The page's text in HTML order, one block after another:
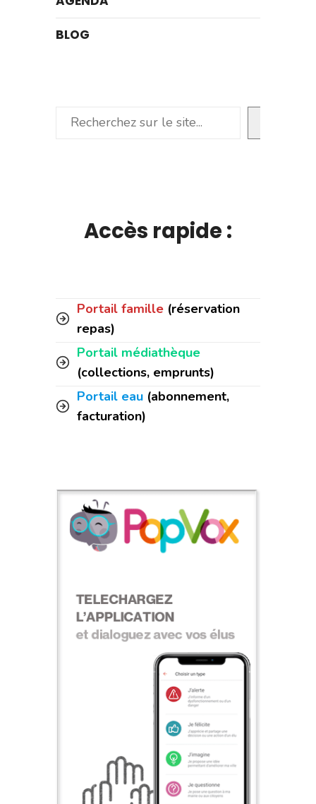
BLOG
Rechercher
Accès rapide :
Portail famille (réservation
repas)
Portail médiathèque
(collections, emprunts)
Portail eau (abonnement,
facturation)